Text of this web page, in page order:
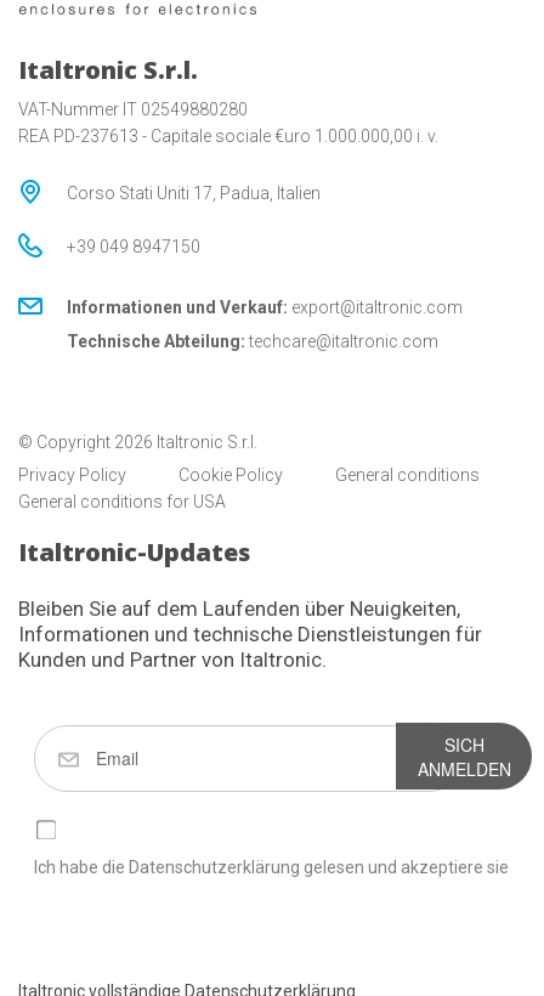
Italtronic S.r.l.
VAT-Nummer IT 02549880280
REA PD-237613 - Capitale sociale €uro 1.000.000,00 i. v.
Corso Stati Uniti 17, Padua, Italien
+39 049 8947150
Informationen und Verkauf: export@italtronic.com
Technische Abteilung: techcare@italtronic.com
© Copyright 2026 Italtronic S.r.l.
Privacy Policy
Cookie Policy
General conditions
General conditions for USA
Italtronic-Updates
Bleiben Sie auf dem Laufenden über Neuigkeiten,
Informationen und technische Dienstleistungen für
Kunden und Partner von Italtronic.
SICH
ANMELDEN
Ich habe die Datenschutzerklärung gelesen und akzeptiere sie
Italtronic vollständige Datenschutzerklärung